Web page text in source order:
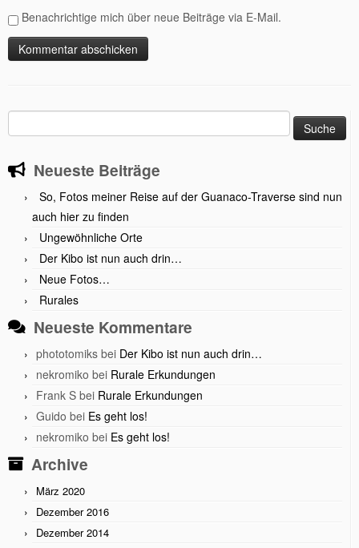
Benachrichtige mich über neue Beiträge via E-Mail.
nach:
Neueste Beiträge
So, Fotos meiner Reise auf der Guanaco-Traverse sind nun
auch hier zu finden
Ungewöhnliche Orte
Der Kibo ist nun auch drin…
Neue Fotos…
Rurales
Neueste Kommentare
phototomiks bei Der Kibo ist nun auch drin…
nekromiko bei Rurale Erkundungen
Frank S bei Rurale Erkundungen
Guido bei Es geht los!
nekromiko bei Es geht los!
Archive
März 2020
Dezember 2016
Dezember 2014